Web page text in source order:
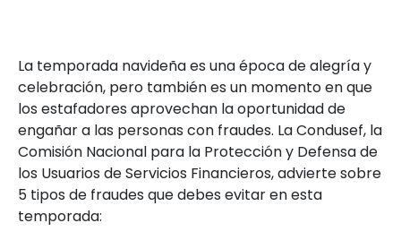
La temporada navideña es una época de alegría y
celebración, pero también es un momento en que
los estafadores aprovechan la oportunidad de
engañar a las personas con fraudes. La Condusef, la
Comisión Nacional para la Protección y Defensa de
los Usuarios de Servicios Financieros, advierte sobre
5 tipos de fraudes que debes evitar en esta
temporada: